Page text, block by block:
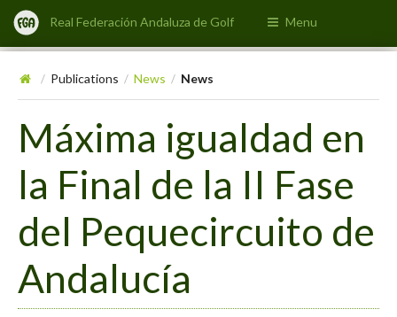
Real Federación Andaluza de Golf Menu
/ Publications / News / News
Máxima igualdad en
la Final de la II Fase
del Pequecircuito de
Andalucía